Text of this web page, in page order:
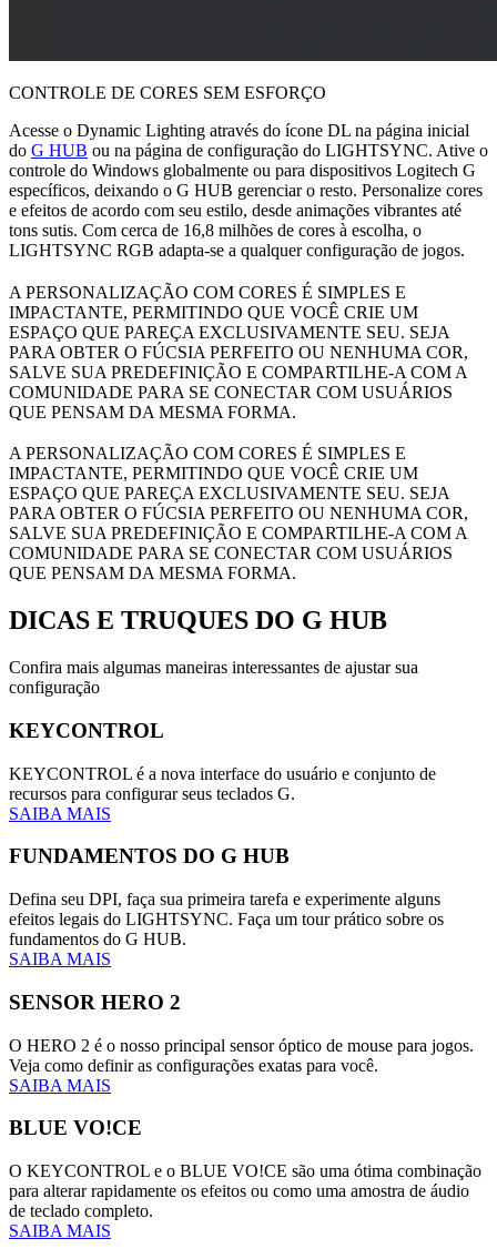
CONTROLE DE CORES SEM ESFORÇO
Acesse o Dynamic Lighting através do ícone DL na página inicial
do G HUB ou na página de configuração do LIGHTSYNC. Ative o
controle do Windows globalmente ou para dispositivos Logitech G
específicos, deixando o G HUB gerenciar o resto. Personalize cores
e efeitos de acordo com seu estilo, desde animações vibrantes até
tons sutis. Com cerca de 16,8 milhões de cores à escolha, o
LIGHTSYNC RGB adapta-se a qualquer configuração de jogos.
A PERSONALIZAÇÃO COM CORES É SIMPLES E
IMPACTANTE, PERMITINDO QUE VOCÊ CRIE UM
ESPAÇO QUE PAREÇA EXCLUSIVAMENTE SEU. SEJA
PARA OBTER O FÚCSIA PERFEITO OU NENHUMA COR,
SALVE SUA PREDEFINIÇÃO E COMPARTILHE-A COM A
COMUNIDADE PARA SE CONECTAR COM USUÁRIOS
QUE PENSAM DA MESMA FORMA.
A PERSONALIZAÇÃO COM CORES É SIMPLES E
IMPACTANTE, PERMITINDO QUE VOCÊ CRIE UM
ESPAÇO QUE PAREÇA EXCLUSIVAMENTE SEU. SEJA
PARA OBTER O FÚCSIA PERFEITO OU NENHUMA COR,
SALVE SUA PREDEFINIÇÃO E COMPARTILHE-A COM A
COMUNIDADE PARA SE CONECTAR COM USUÁRIOS
QUE PENSAM DA MESMA FORMA.
DICAS E TRUQUES DO G HUB
Confira mais algumas maneiras interessantes de ajustar sua
configuração
KEYCONTROL
KEYCONTROL é a nova interface do usuário e conjunto de
recursos para configurar seus teclados G.
SAIBA MAIS
FUNDAMENTOS DO G HUB
Defina seu DPI, faça sua primeira tarefa e experimente alguns
efeitos legais do LIGHTSYNC. Faça um tour prático sobre os
fundamentos do G HUB.
SAIBA MAIS
SENSOR HERO 2
O HERO 2 é o nosso principal sensor óptico de mouse para jogos.
Veja como definir as configurações exatas para você.
SAIBA MAIS
BLUE VO!CE
O KEYCONTROL e o BLUE VO!CE são uma ótima combinação
para alterar rapidamente os efeitos ou como uma amostra de áudio
de teclado completo.
SAIBA MAIS